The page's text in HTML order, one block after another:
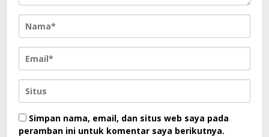
Simpan nama, email, dan situs web saya pada
peramban ini untuk komentar saya berikutnya.